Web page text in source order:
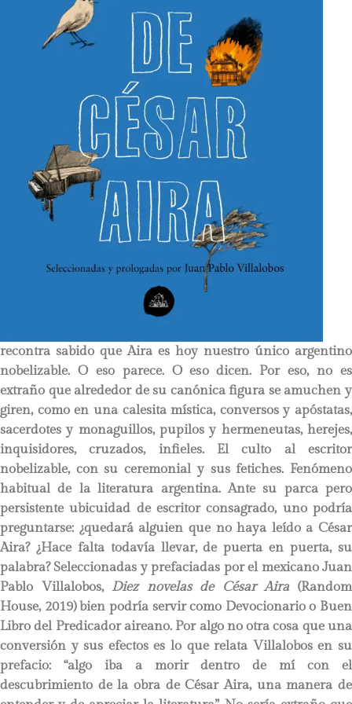
recontra sabido que Aira es hoy nuestro único argentino
nobelizable. O eso parece. O eso dicen. Por eso, no es
extraño que alrededor de su canónica figura se amuchen y
giren, como en una calesita mística, conversos y apóstatas,
sacerdotes y monaguillos, pupilos y hermeneutas, herejes,
inquisidores, cruzados, infieles. El culto al escritor
nobelizable, con su ceremonial y sus fetiches. Fenómeno
habitual de la literatura argentina. Ante su parca pero
persistente ubicuidad de escritor consagrado, uno podría
preguntarse: ¿quedará alguien que no haya leído a César
Aira? ¿Hace falta todavía llevar, de puerta en puerta, su
palabra? Seleccionadas y prefaciadas por el mexicano Juan
Pablo Villalobos, Diez novelas de César Aira(Random
House, 2019) bien podría servir como Devocionario o Buen
Libro del Predicador aireano. Por algo no otra cosa que una
conversión y sus efectos es lo que relata Villalobos en su
prefacio: “algo iba a morir dentro de mí con el
descubrimiento de la obra de César Aira, una manera de